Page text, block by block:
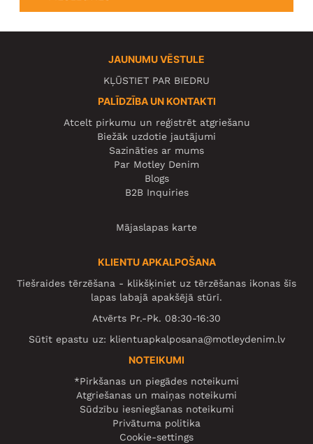
JAUNUMU VĒSTULE
KĻŪSTIET PAR BIEDRU
PALĪDZĪBA UN KONTAKTI
Atcelt pirkumu un reģistrēt atgriešanu
Biežāk uzdotie jautājumi
Sazināties ar mums
Par Motley Denim
Blogs
B2B Inquiries
Mājaslapas karte
KLIENTU APKALPOŠANA
Tiešraides tērzēšana - klikšķiniet uz tērzēšanas ikonas šīs
lapas labajā apakšējā stūrī.
Atvērts Pr.-Pk. 08:30-16:30
Sūtīt epastu uz: klientuapkalposana@motleydenim.lv
NOTEIKUMI
*Pirkšanas un piegādes noteikumi
Atgriešanas un maiņas noteikumi
Sūdzību iesniegšanas noteikumi
Privātuma politika
Cookie-settings